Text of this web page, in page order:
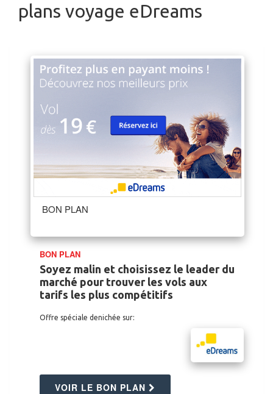
plans voyage eDreams
BON PLAN
BON PLAN
Soyez malin et choisissez le leader du
marché pour trouver les vols aux
tarifs les plus compétitifs
Offre spéciale denichée sur:
VOIR LE BON PLAN